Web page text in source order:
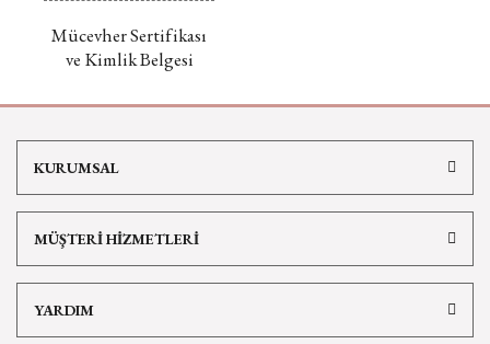
Mücevher Sertifikası
ve Kimlik Belgesi
KURUMSAL
MÜŞTERİ HİZMETLERİ
YARDIM